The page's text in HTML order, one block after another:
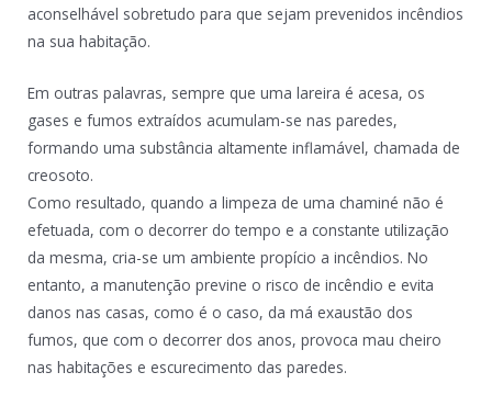
aconselhável sobretudo para que sejam prevenidos incêndios
na sua habitação.
Em outras palavras, sempre que uma lareira é acesa, os
gases e fumos extraídos acumulam-se nas paredes,
formando uma substância altamente inflamável, chamada de
creosoto.
Como resultado, quando a limpeza de uma chaminé não é
efetuada, com o decorrer do tempo e a constante utilização
da mesma, cria-se um ambiente propício a incêndios. No
entanto, a manutenção previne o risco de incêndio e evita
danos nas casas, como é o caso, da má exaustão dos
fumos, que com o decorrer dos anos, provoca mau cheiro
nas habitações e escurecimento das paredes.